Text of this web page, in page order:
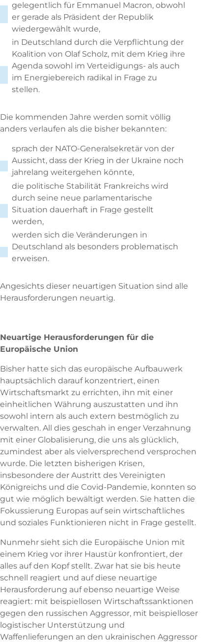
gelegentlich für Emmanuel Macron, obwohl
er gerade als Präsident der Republik
wiedergewählt wurde,
in Deutschland durch die Verpflichtung der
Koalition von Olaf Scholz, mit dem Krieg ihre
Agenda sowohl im Verteidigungs- als auch
im Energiebereich radikal in Frage zu
stellen.
Die kommenden Jahre werden somit völlig
anders verlaufen als die bisher bekannten:
sprach der NATO-Generalsekretär von der
Aussicht, dass der Krieg in der Ukraine noch
jahrelang weitergehen könnte,
die politische Stabilität Frankreichs wird
durch seine neue parlamentarische
Situation dauerhaft in Frage gestellt
werden,
werden sich die Veränderungen in
Deutschland als besonders problematisch
erweisen.
Angesichts dieser neuartigen Situation sind alle
Herausforderungen neuartig.
Neuartige Herausforderungen für die
Europäische Union
Bisher hatte sich das europäische Aufbauwerk
hauptsächlich darauf konzentriert, einen
Wirtschaftsmarkt zu errichten, ihn mit einer
einheitlichen Währung auszustatten und ihn
sowohl intern als auch extern bestmöglich zu
verwalten. All dies geschah in enger Verzahnung
mit einer Globalisierung, die uns als glücklich,
zumindest aber als vielversprechend versprochen
wurde. Die letzten bisherigen Krisen,
insbesondere der Austritt des Vereinigten
Königreichs und die Covid-Pandemie, konnten so
gut wie möglich bewältigt werden. Sie hatten die
Fokussierung Europas auf sein wirtschaftliches
und soziales Funktionieren nicht in Frage gestellt.
Nunmehr sieht sich die Europäische Union mit
einem Krieg vor ihrer Haustür konfrontiert, der
alles auf den Kopf stellt. Zwar hat sie bis heute
schnell reagiert und auf diese neuartige
Herausforderung auf ebenso neuartige Weise
reagiert: mit beispiellosen Wirtschaftssanktionen
gegen den russischen Aggressor, mit beispielloser
logistischer Unterstützung und
Waffenlieferungen an den ukrainischen Aggressor